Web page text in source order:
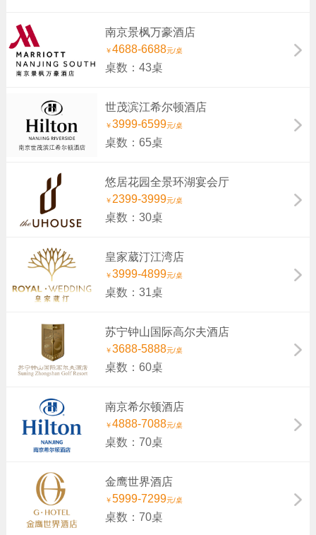
南京景枫万豪酒店
￥4688-6688元/桌
桌数：43桌
世茂滨江希尔顿酒店
￥3999-6599元/桌
桌数：65桌
悠居花园全景环湖宴会厅
￥ 2399-3999元/桌
桌数：30桌
皇家葳汀江湾店
￥3999-4899元/桌
桌数：31桌
苏宁钟山国际高尔夫酒店
￥3688-5888元/桌
桌数：60桌
南京希尔顿酒店
￥4888-7088元/桌
桌数：70桌
金鹰世界酒店
￥5999-7299元/桌
桌数：70桌